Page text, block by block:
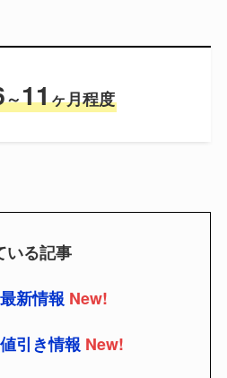
～11ヶ月程度
いる記事
新情報 New!
引き情報 New!